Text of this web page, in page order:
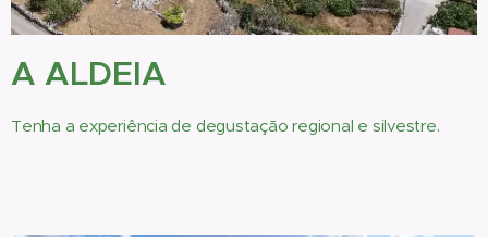
A ALDEIA
Tenha a experiência de degustação regional e silvestre.